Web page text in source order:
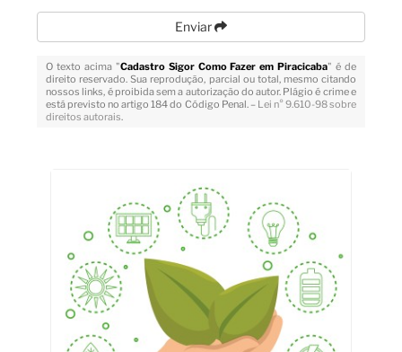
Enviar
O texto acima "Cadastro Sigor Como Fazer em Piracicaba" é de
direito reservado. Sua reprodução, parcial ou total, mesmo citando
nossos links, é proibida sem a autorização do autor. Plágio é crime e
está previsto no artigo 184 do Código Penal. – Lei n° 9.610-98 sobre
direitos autorais.